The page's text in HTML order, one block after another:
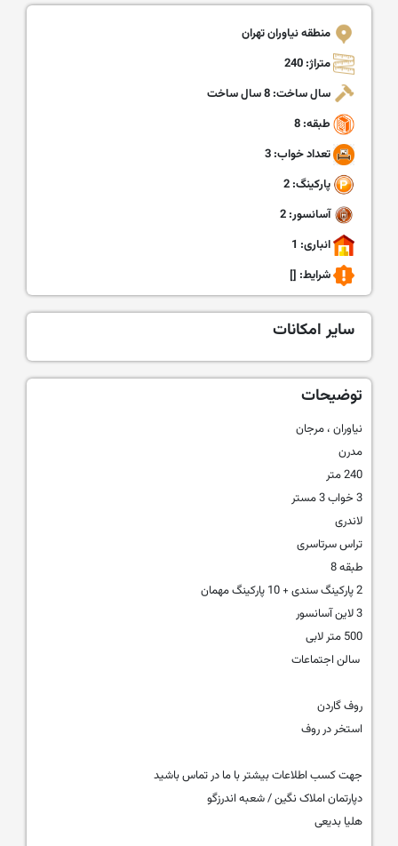
منطقه نیاوران تهران
متراژ: 240
سال ساخت: 8 سال ساخت
طبقه: 8
تعداد خواب: 3
پارکینگ: 2
آسانسور: 2
انباری: 1
شرایط: []
سایر امکانات
توضیحات
نیاوران ، مرجان
مدرن
240 متر
3 خواب 3 مستر
لاندری
تراس سرتاسری
طبقه 8
2 پارکینگ سندی + 10 پارکینگ مهمان
3 لاین آسانسور
500 متر لابی
سالن اجتماعات
روف گاردن
استخر در روف
جهت کسب اطلاعات بیشتر با ما در تماس باشید
دپارتمان املاک نگین / شعبه اندرزگو
هلیا بدیعی